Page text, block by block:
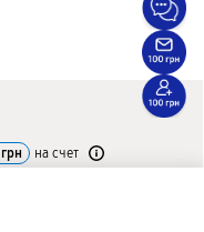
грн на счет